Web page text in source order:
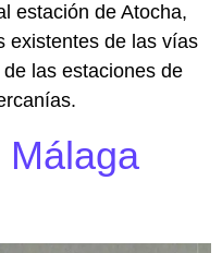
estación de Atocha,
existentes de las vías
las estaciones de
Málaga